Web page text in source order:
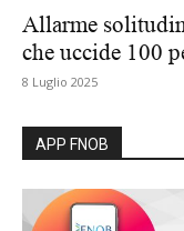
Allarme
che uccide 100
8 Luglio 2025
APP FNOB